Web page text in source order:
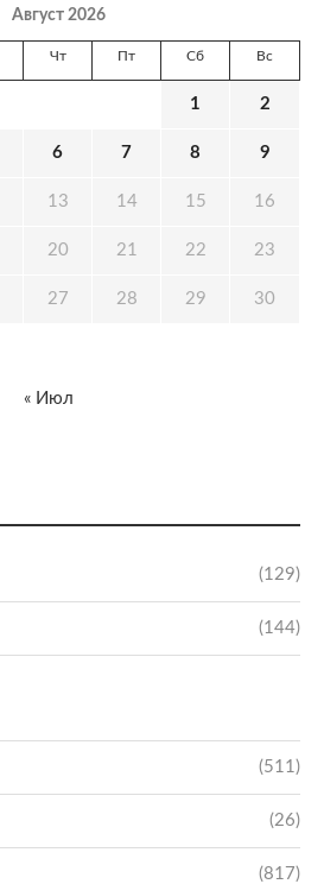
(129)
(144)
(511)
(26)
(817)
Август 2026
Чт Пт Сб Вс
1 2
6 7 8 9
13 14 15 16
20 21 22 23
27 28 29 30
« Июл